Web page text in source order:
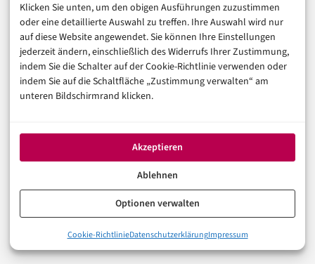
Klicken Sie unten, um den obigen Ausführungen zuzustimmen
oder eine detaillierte Auswahl zu treffen. Ihre Auswahl wird nur
auf diese Website angewendet. Sie können Ihre Einstellungen
jederzeit ändern, einschließlich des Widerrufs Ihrer Zustimmung,
indem Sie die Schalter auf der Cookie-Richtlinie verwenden oder
indem Sie auf die Schaltfläche „Zustimmung verwalten“ am
unteren Bildschirmrand klicken.
Akzeptieren
Ablehnen
Optionen verwalten
Cookie-RichtlinieDatenschutzerklärungImpressum
Magazin
Unsere Redaktion
Werbeformate & Media Kit
Rechtliches
Datenschutzerklärung (EU)
Cookie-Richtlinie (EU)
Made with AI and care in Eberswalde.